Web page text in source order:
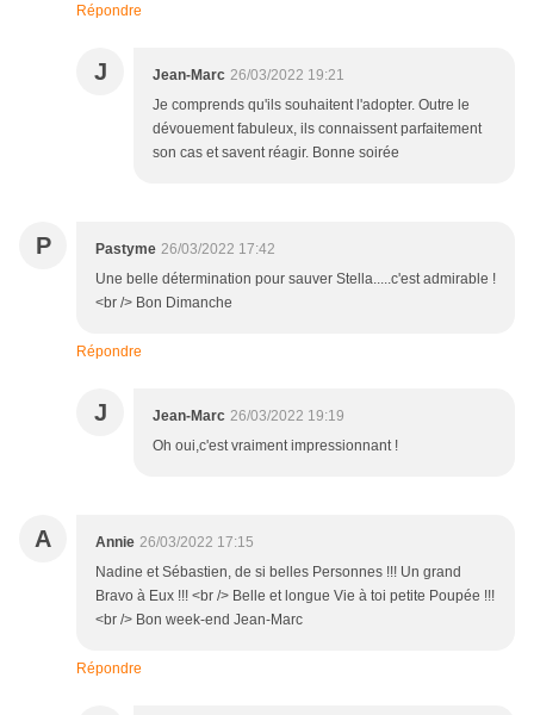
Répondre
J Jean-Marc 26/03/2022 19:21
Je comprends qu'ils souhaitent l'adopter. Outre le
dévouement fabuleux, ils connaissent parfaitement
son cas et savent réagir. Bonne soirée
P Pastyme 26/03/2022 17:42
Une belle détermination pour sauver Stella.....c'est admirable !
<br /> Bon Dimanche
Répondre
J Jean-Marc 26/03/2022 19:19
Oh oui,c'est vraiment impressionnant !
A Annie 26/03/2022 17:15
Nadine et Sébastien, de si belles Personnes !!! Un grand
Bravo à Eux !!! <br /> Belle et longue Vie à toi petite Poupée !!!
<br /> Bon week-end Jean-Marc
Répondre